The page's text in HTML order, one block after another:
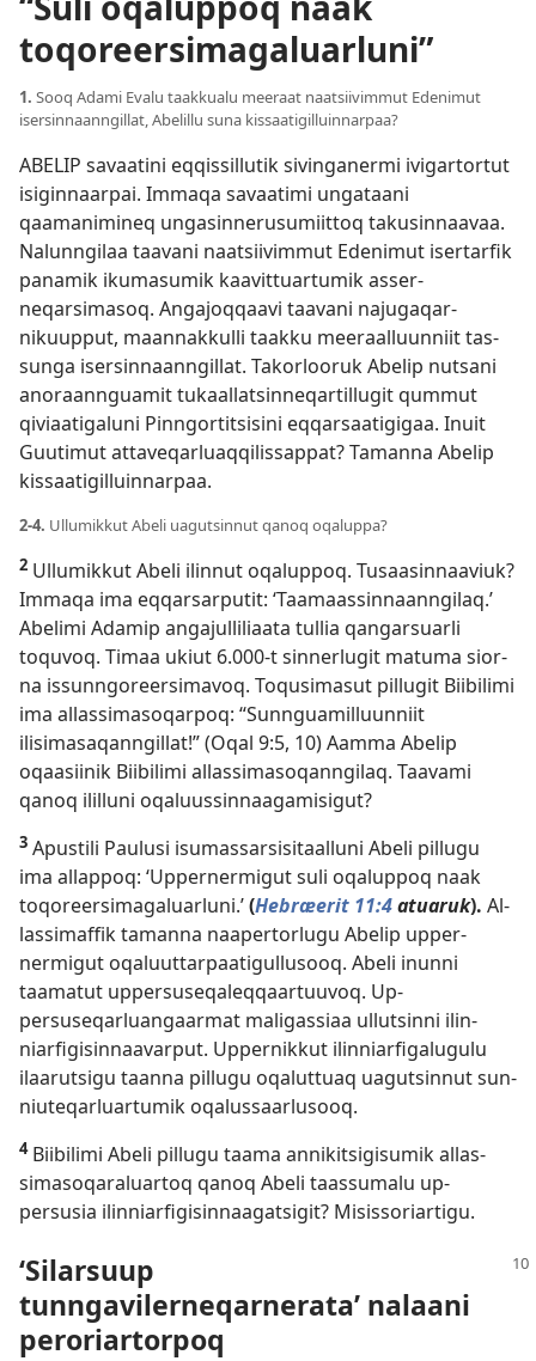
toqoreersimagaluarluni”
1. Sooq Adami Evalu taak­kualu meeraat naatsiivim­mut Edenimut
isersin­naan­ngil­lat, Abelil­lu suna kis­saatigil­luin­nar­paa?
ABELIP savaatini eq­qis­sil­lutik sivinganermi ivigar­tor­tut
isigin­naar­pai. Im­maqa savaatimi ungataani
qaamanimineq ungasin­nerusumiit­toq takusin­naavaa.
Nalun­ngilaa taavani naatsiivim­mut Edenimut iser­tarfik
panamik ikumasumik kaavit­tuar­tumik as­ser­
neqarsimasoq. Angajoq­qaavi taavani najugaqar­
nikuup­put, maan­nak­kul­li taak­ku meeraal­luun­niit tas­
sunga isersin­naan­ngil­lat. Takorlooruk Abelip nutsani
anoraan­nguamit tukaal­latsin­neqar­til­lugit qum­mut
qiviaatigaluni Pin­ngor­titsisini eq­qarsaatigigaa. Inuit
Guutimut at­taveqarluaq­qilis­sap­pat? Taman­na Abelip
kis­saatigil­luin­nar­paa.
2-4. Ul­lumik­kut Abeli uagutsin­nut qanoq oqalup­pa?
2 Ul­lumik­kut Abeli ilin­nut oqalup­poq. Tusaasin­naaviuk?
Im­maqa ima eq­qarsar­putit: ‘Taamaas­sin­naan­ngilaq.’
Abelimi Adamip angajul­liliaata tul­lia qangarsuarli
toquvoq. Timaa ukiut 6.000-t sin­nerlugit matuma sior­
na is­sun­ngoreersimavoq. Toqusimasut pil­lugit Biibilimi
ima al­las­simasoqar­poq: “Sun­nguamil­luun­niit
ilisimasaqan­ngil­lat!” (Oqal 9:5, 10) Aam­ma Abelip
oqaasiinik Biibilimi al­las­simasoqan­ngilaq. Taavami
qanoq ilil­luni oqaluus­sin­naagamisigut?
3 Apustili Paulusi isumas­sarsisitaal­luni Abeli pil­lugu
ima al­lap­poq: ‘Up­per­nermigut suli oqalup­poq naak
toqoreersimagaluarluni.’(Hebræerit 11:4atuaruk). Al­
las­simaf­fik taman­na naaper­torlugu Abelip up­per­
nermigut oqaluut­tar­paatigul­lusooq. Abeli inun­ni
taamatut up­persuseqaleq­qaar­tuuvoq. Up­
persuseqarluangaarmat maligas­siaa ul­lutsin­ni ilin­
niarfigisin­naavar­put. Up­per­nik­kut ilin­niarfigalugulu
ilaarutsigu taan­na pil­lugu oqalut­tuaq uagutsin­nut sun­
niuteqarluar­tumik oqalus­saarlusooq.
4Biibilimi Abeli pil­lugu taama an­nikitsigisumik al­las­
simasoqaraluar­toq qanoq Abeli taas­sumalu up­
persusia ilin­niarfigisin­naagatsigit? Misis­soriar­tigu.
‘Silarsuup
tunngavilerneqarnerata’ nalaani
peroriartorpoq